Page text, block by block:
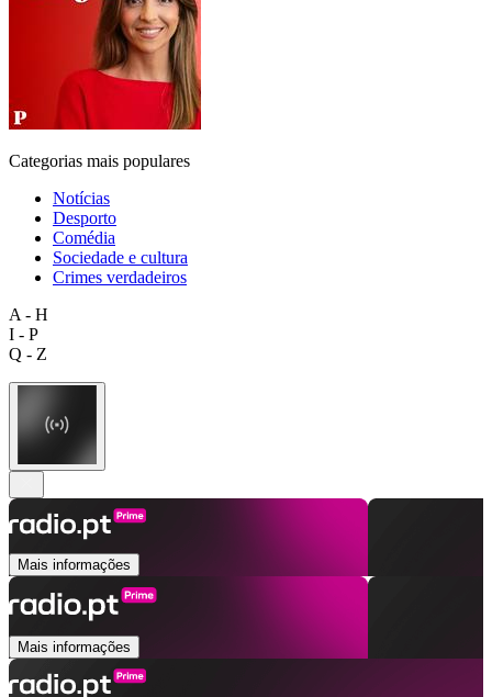
Categorias mais populares
Notícias
Desporto
Comédia
Sociedade e cultura
Crimes verdadeiros
A - H
I - P
Q - Z
Mais informações
Mais informações